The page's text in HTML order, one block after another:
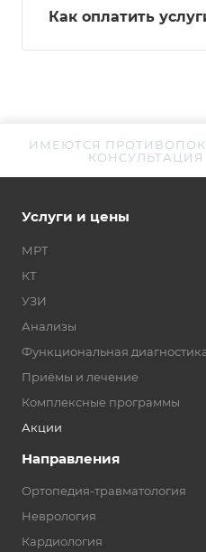
Как оплатить
ИМЕЮТСЯ
Услуги и цены
МРТ
КТ
УЗИ
Анализы
Функциональная
Приёмы и лечение
Комплексные программы
Акции
Направления
Ортопедия-травматология
Неврология
Кардиология